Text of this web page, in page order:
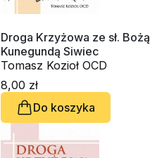
Droga Krzyżowa ze sł. Bożą
Kunegundą Siwiec
Tomasz Kozioł OCD
8,00 zł
Do koszyka